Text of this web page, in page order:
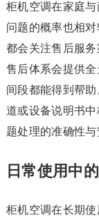
柜机空调在家庭
问题的概率也相
都会关注售后服
售后体系会提供
间段都能得到帮
道或设备说明书
题处理的准确性与
日常使用中
柜机空调在长期